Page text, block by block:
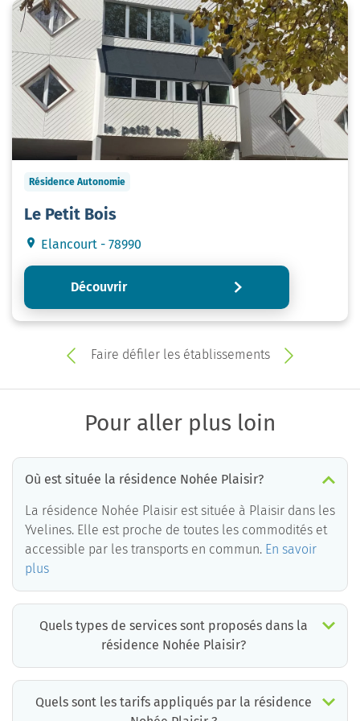
Résidence Autonomie
Le Petit Bois
Elancourt - 78990
Découvrir
Faire défiler les établissements
Pour aller plus loin
Où est située la résidence Nohée Plaisir?
La résidence Nohée Plaisir est située à Plaisir dans les
Yvelines. Elle est proche de toutes les commodités et
accessible par les transports en commun. En savoir
plus
Quels types de services sont proposés dans la
résidence Nohée Plaisir?
Quels sont les tarifs appliqués par la résidence